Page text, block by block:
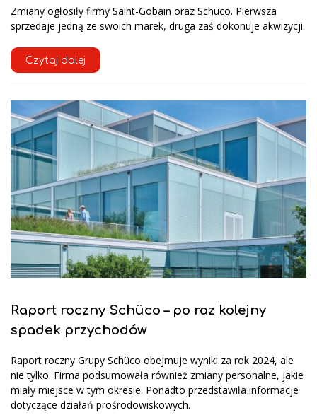
Zmiany ogłosiły firmy Saint-Gobain oraz Schüco. Pierwsza
sprzedaje jedną ze swoich marek, druga zaś dokonuje akwizycji.
Czytaj dalej
Raport roczny Schüco – po raz kolejny
spadek przychodów
Raport roczny Grupy Schüco obejmuje wyniki za rok 2024, ale
nie tylko. Firma podsumowała również zmiany personalne, jakie
miały miejsce w tym okresie. Ponadto przedstawiła informacje
dotyczące działań prośrodowiskowych.